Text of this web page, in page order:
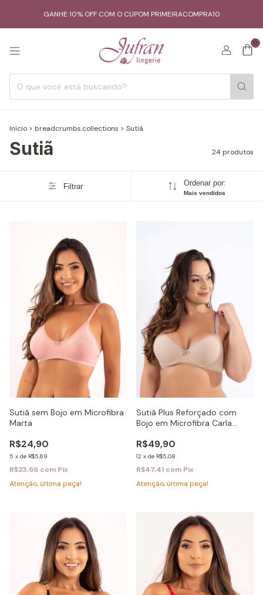
GANHE 10% OFF COM O CUPOM PRIMEIRACOMPRA10
0
Início > breadcrumbs.collections > Sutiã
Sutiã 24 produtos
Filtrar Ordenar por:
Mais vendidos
Sutiã sem Bojo em Microfibra
Marta
R$24,90
5 x de R$5,69
R$23,66 com Pix
Atenção, última peça!
Sutiã Plus Reforçado com
Bojo em Microfibra Carla
R$49,90
12 x de R$5,08
R$47,41 com Pix
Atenção, última peça!